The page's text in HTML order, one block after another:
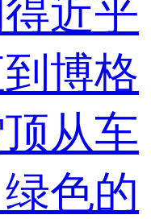
近乎
博格
从车
色的